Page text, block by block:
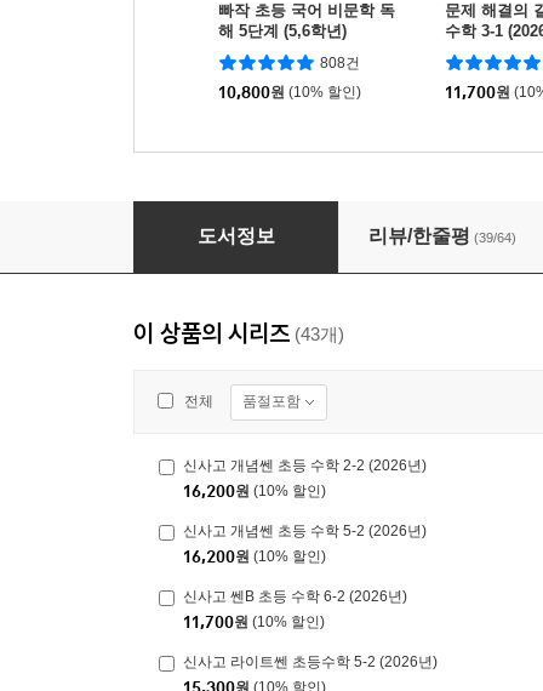
빠작 초등 국어 비문학 독
해 5단계 (5,6학년)
808건
10,800원 (10% 할인)
문제 해결의
수학 3-1
11,700원
신사고 쎈 초등 수학 6-1 (2026년)
도서정보 리뷰/한줄평 (39/64)
이 상품의 시리즈 (43개)
전체 품절포함
신사고 개념쎈 초등 수학 2-2 (2026년)
16,200원 (10% 할인)
신사고 개념쎈 초등 수학 5-2 (2026년)
16,200원 (10% 할인)
신사고 쎈B 초등 수학 6-2 (2026년)
11,700원 (10% 할인)
신사고 라이트쎈 초등수학 5-2 (2026년)